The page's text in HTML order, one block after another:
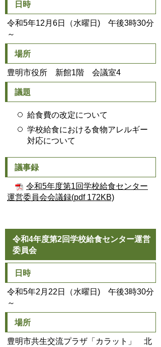
日時
令和5年12月6日（水曜日) 午後3時30分
～
場所
豊明市役所 新館1階 会議室4
議題
給食費の改定について
学校給食における食物アレルギー
対応について
議事録
令和5年度第1回学校給食センター
運営委員会会議録(pdf 172KB)
令和4年度第2回学校給食センター運営
委員会
日時
令和5年2月22日（水曜日) 午後3時30分
～
場所
豊明市共生交流プラザ「カラット」 北